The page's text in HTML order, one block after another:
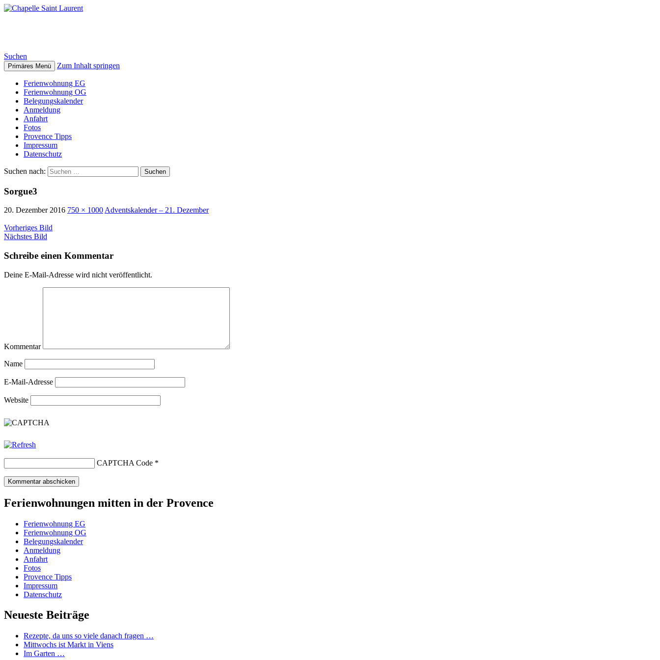
Suchen
Primäres Menü Zum Inhalt springen
Ferienwohnung EG
Ferienwohnung OG
Belegungskalender
Anmeldung
Anfahrt
Fotos
Provence Tipps
Impressum
Datenschutz
Suchen nach:
Sorgue3
20. Dezember 2016 750 × 1000 Adventskalender – 21. Dezember
Vorheriges Bild
Nächstes Bild
Schreibe einen Kommentar
Deine E-Mail-Adresse wird nicht veröffentlicht.
Kommentar
Name
E-Mail-Adresse
Website
CAPTCHA Code *
Ferienwohnungen mitten in der Provence
Ferienwohnung EG
Ferienwohnung OG
Belegungskalender
Anmeldung
Anfahrt
Fotos
Provence Tipps
Impressum
Datenschutz
Neueste Beiträge
Rezepte, da uns so viele danach fragen …
Mittwochs ist Markt in Viens
Im Garten …